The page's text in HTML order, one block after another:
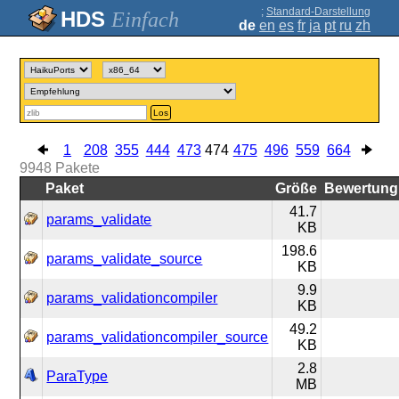
Einfach ; Standard-Darstellung
de en es fr ja pt ru zh
Los
1 208 355 444 473 474 475 496 559 664
9948 Pakete
Paket
Größe Bewertung
params_validate
41.7
KB
params_validate_source
198.6
KB
params_validationcompiler
9.9
KB
params_validationcompiler_source
49.2
KB
ParaType
2.8
MB